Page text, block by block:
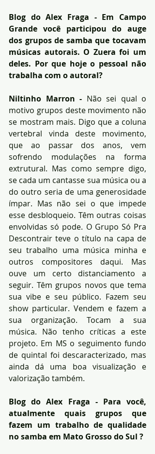
Blog do Alex Fraga - Em Campo
Grande você participou do auge
dos grupos de samba que tocavam
músicas autorais. O Zuera foi um
deles. Por que hoje o pessoal não
trabalha com o autoral?
Niltinho Marron - Não sei qual o
motivo grupos deste movimento não
se mostram mais. Digo que a coluna
vertebral vinda deste movimento,
que ao passar dos anos, vem
sofrendo modulações na forma
extrutural. Mas como sempre digo,
se cada um cantasse sua música ou a
do outro seria de uma generosidade
ímpar. Mas não sei o que impede
esse desbloqueio. Têm outras coisas
envolvidas só pode. O Grupo Só Pra
Descontrair teve o título na capa de
seu trabalho uma música minha e
outros compositores daqui. Mas
ouve um certo distanciamento a
seguir. Têm grupos novos que tema
sua vibe e seu público. Fazem seu
show particular. Vendem e fazem a
sua organização. Tocam a sua
música. Não tenho críticas a este
projeto. Em MS o seguimento fundo
de quintal foi descaracterizado, mas
ainda dá uma boa visualização e
valorização também.
Blog do Alex Fraga - Para você,
atualmente quais grupos que
fazem um trabalho de qualidade
no samba em Mato Grosso do Sul ?